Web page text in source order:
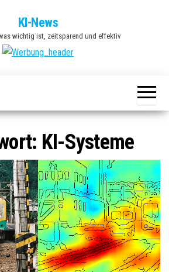
KI-News
wichtig ist, zeitsparend und effektiv
KI-Systeme